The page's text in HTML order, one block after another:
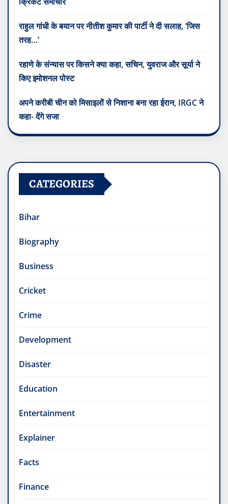
राहुल गांधी के बयान पर नीतीश कुमार की पार्टी ने दी सलाह, ‘जिस
तरह…’
रहाणे के संन्यास पर किसने क्या कहा, सचिन, युवराज और सूर्या ने
किए इमोशनल पोस्ट
अपने करीबी चीन को मिसाइलों से निशाना बना रहा ईरान, IRGC ने
कहा- देंगे सजा
CATEGORIES
Bihar
Biography
Business
Cricket
Crime
Development
Disaster
Education
Entertainment
Explainer
Facts
Finance